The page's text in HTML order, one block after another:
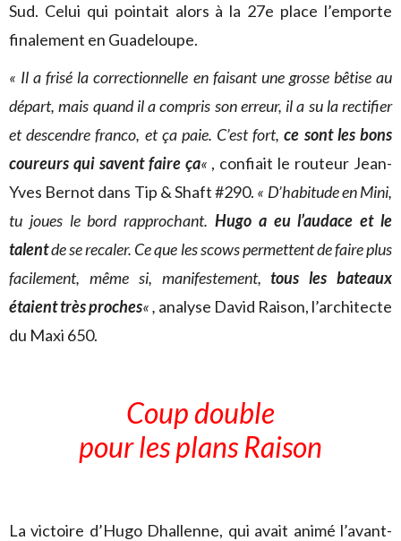
Sud. Celui qui pointait alors à la 27e place l’emporte
finalement en Guadeloupe.
« Il a frisé la correctionnelle en faisant une grosse bêtise au
départ, mais quand il a compris son erreur, il a su la rectifier
et descendre franco, et ça paie. C’est fort,ce sont les bons
coureurs qui savent faire ça« , confiait le routeur Jean-
Yves Bernot dans Tip & Shaft #290. « D’habitude en Mini,
tu joues le bord rapprochant. Hugo a eu l’audace et le
talentde se recaler. Ce que les scows permettent de faire plus
facilement, même si, manifestement,tous les bateaux
étaient très proches« , analyse David Raison, l’architecte
du Maxi 650.
Coup double
pour les plans Raison
La victoire d’Hugo Dhallenne, qui avait animé l’avant-